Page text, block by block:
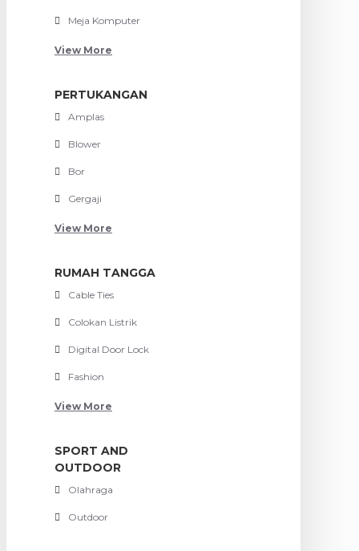
Meja Komputer
View More
PERTUKANGAN
Amplas
Blower
Bor
Gergaji
View More
RUMAH TANGGA
Cable Ties
Colokan Listrik
Digital Door Lock
Fashion
View More
SPORT AND
OUTDOOR
Olahraga
Outdoor